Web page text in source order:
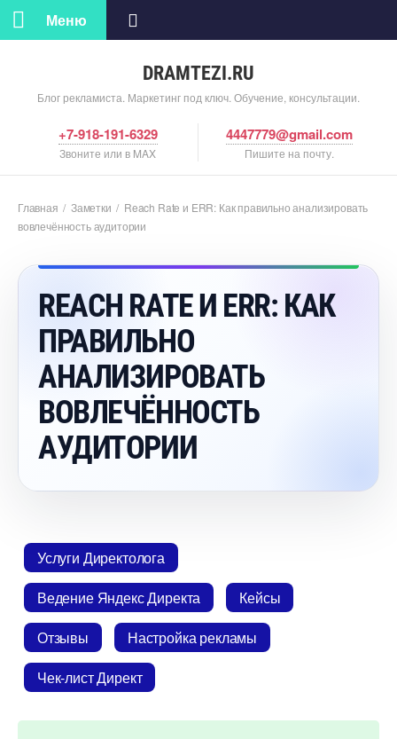
DRAMTEZI.RU
Блог рекламиста. Маркетинг под ключ. Обучение, консультации.
Меню
+7-918-191-6329
Звоните или в MAX
4447779@gmail.com
Пишите на почту.
Главная / Заметки / Reach Rate и ERR: Как правильно анализировать
овлечённость аудитории
REACH RATE И ERR: КАК
ПРАВИЛЬНО
АНАЛИЗИРОВАТЬ
ОВЛЕЧЁННОСТЬ
АУДИТОРИИ
Услуги Директолога
едение Яндекс Директа
Кейсы
Отзывы
Настройка рекламы
Чек-лист Директ